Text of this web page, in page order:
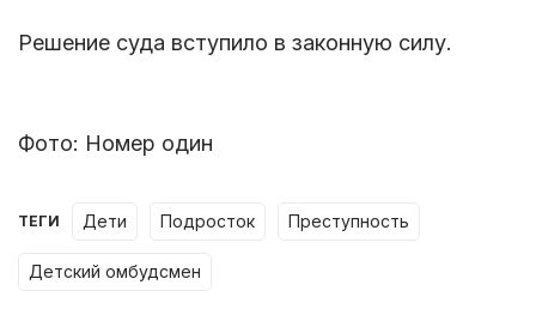
Решение суда вступило в законную силу.
Фото: Номер один
ТЕГИ дети подросток преступность
детский омбудсмен